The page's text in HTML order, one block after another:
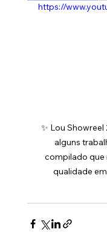
https://
✨ Lou
alguns
compilado que
qualidade